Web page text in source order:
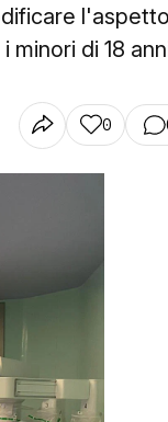
l'aspetto
di 18
0